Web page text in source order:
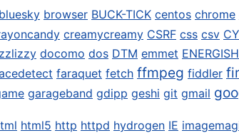
bluesky browser BUCK-TICK centos chrome
creamycreamy CSRF css csv
docomo dos DTM emmet
faraquet fetch ffmpeg fiddler
garageband gdipp geshi git gmail
html5 http httpd hydrogen IE